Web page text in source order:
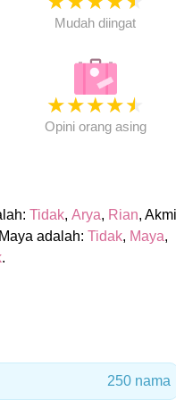
Mudah diingat
★★★★★
Opini orang asing
Tidak, Arya, Rian,
adalah: Tidak, Maya,
.
250 nama